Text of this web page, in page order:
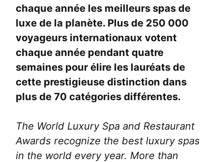
chaque année les meilleurs spas de
luxe de la planète. Plus de 250 000
voyageurs internationaux votent
chaque année pendant quatre
semaines pour élire les lauréats de
cette prestigieuse distinction dans
plus de 70 catégories différentes.
The World Luxury Spa and Restaurant
Awards recognize the best luxury spas
in the world every year. More than